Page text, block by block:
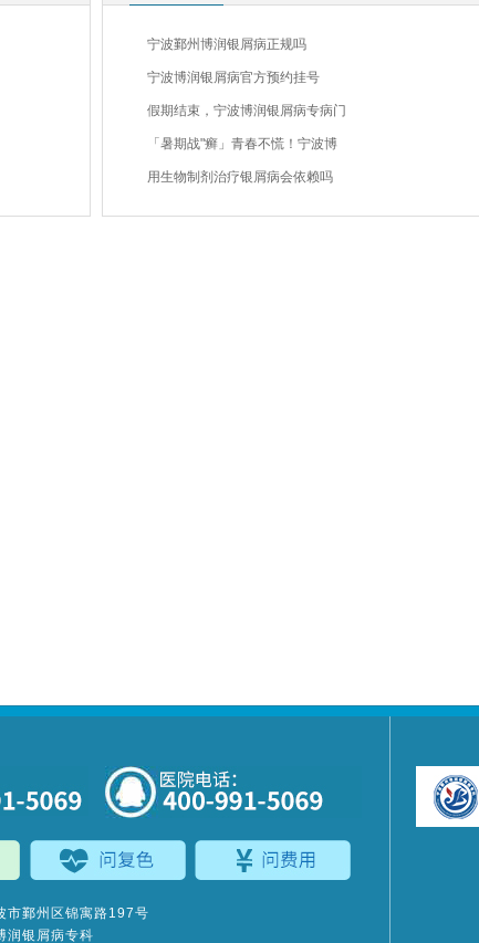
宁波鄞州博润银屑病正规吗
宁波博润银屑病官方预约挂号
假期结束，宁波博润银屑病专病门
「暑期战"癣」青春不慌！宁波博
用生物制剂治疗银屑病会依赖吗
市鄞州区锦寓路197号
润银屑病专科